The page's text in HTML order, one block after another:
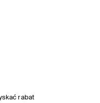
rabat